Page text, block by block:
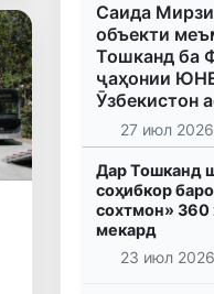
Саида
объекти
Тошканд ба
ҷаҳонии
Ӯзбекистон
27 июл
Дар Тошканд
соҳибкор
сохтмон» 360
мекард
23 июл